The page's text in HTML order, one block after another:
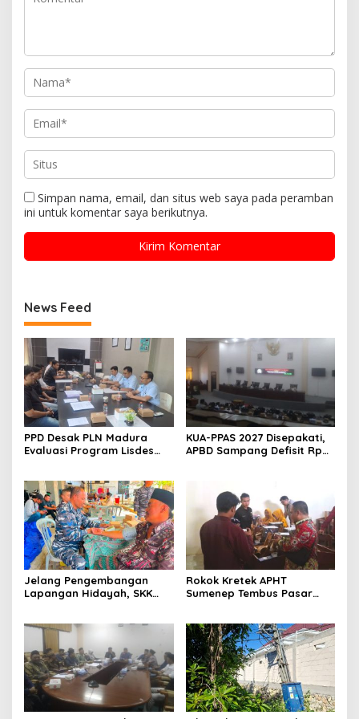
Simpan nama, email, dan situs web saya pada peramban
ini untuk komentar saya berikutnya.
News Feed
PPD Desak PLN Madura
Evaluasi Program Lisdes
KUA-PPAS 2027 Disepakati,
APBD Sampang Defisit Rp
Jelang Pengembangan
Lapangan Hidayah, SKK
Nelayan Sampang
Rokok Kretek APHT
Sumenep Tembus Pasar